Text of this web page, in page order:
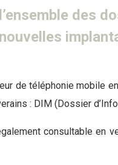
des
de téléphonie mobile
: DIM (Dossier
consultable en